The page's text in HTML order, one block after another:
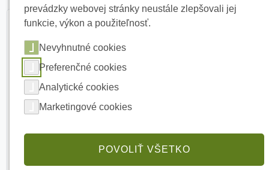
prevádzky webovej stránky neustále zlepšovali jej
funkcie, výkon a použiteľnosť.
Nevyhnutné cookies
Preferenčné cookies
Analytické cookies
Marketingové cookies
POVOLIŤ VŠETKO